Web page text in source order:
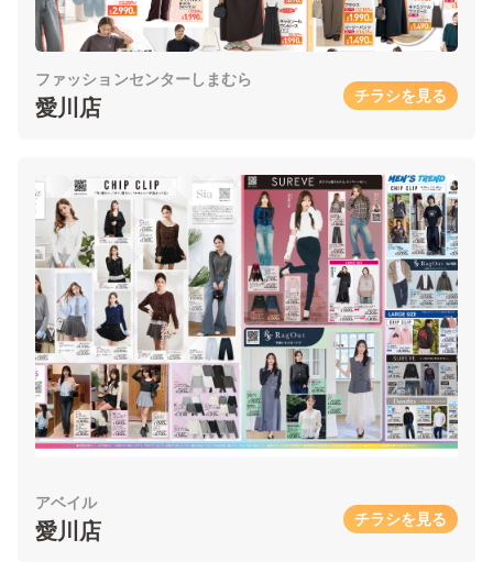
ファッションセンターしまむら
愛川店 チラシを見る
アベイル
愛川店 チラシを見る